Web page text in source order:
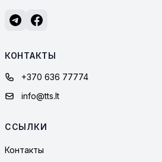
КОНТАКТЫ
+370 636 77774
info@tts.lt
ССЫЛКИ
Контакты